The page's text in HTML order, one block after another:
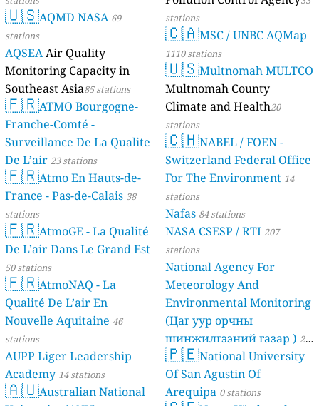
🇺🇸AQMD NASA 69
stations
AQSEAAir Quality
Monitoring Capacity in
Southeast Asia85 stations
🇫🇷ATMO Bourgogne-
Franche-Comté -
Surveillance De La Qualite
De L’air 23 stations
🇫🇷Atmo En Hauts-de-
France - Pas-de-Calais 38
stations
🇫🇷AtmoGE - La Qualité
De L’air Dans Le Grand Est
50 stations
🇫🇷AtmoNAQ - La
Qualité De L’air En
Nouvelle Aquitaine 46
stations
AUPP Liger Leadership
Academy 14 stations
🇦🇺Australian National
stations
🇨🇦MSC / UNBC AQMap
1110 stations
🇺🇸Multnomah MULTCO
Multnomah County
Climate and Health20
stations
🇨🇭NABEL / FOEN -
Switzerland Federal Office
For The Environment 14
stations
Nafas 84 stations
NASA CSESP / RTI 207
stations
National Agency For
Meteorology And
Environmental Monitoring
(Цаг уур орчны
шинжилгээний газар ) 21
stations
🇵🇪National University
Of San Agustin Of
Arequipa 0 stations